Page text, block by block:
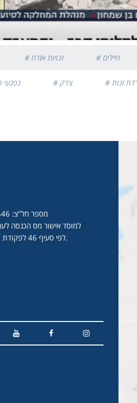
# זכויות אזרח # חיילים
# # צדק זנות
מספר חל"צ: 513986646
למוסד אישור מס הכנסה
לפי סעיף 46 לפקודת מס הכנסה.